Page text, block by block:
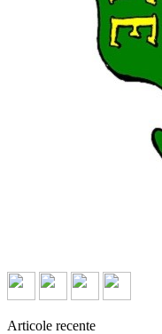
Articole recente